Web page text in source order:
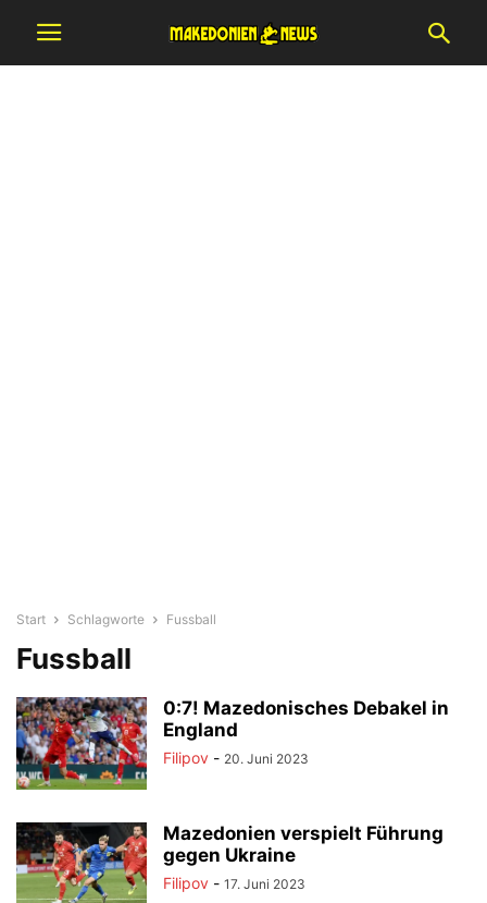
Start Schlagworte Fussball
Fussball
0:7! Mazedonisches Debakel in
England
Filipov - 20. Juni 2023
Mazedonien verspielt Führung
gegen Ukraine
Filipov - 17. Juni 2023